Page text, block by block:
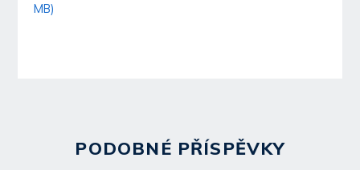
MB)
PODOBNÉ PŘÍSPĚVKY